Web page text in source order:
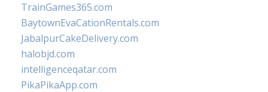
TrainGames365.com
BaytownEvaCationRentals.com
JabalpurCakeDelivery.com
halobjd.com
intelligenceqatar.com
PikaPikaApp.com